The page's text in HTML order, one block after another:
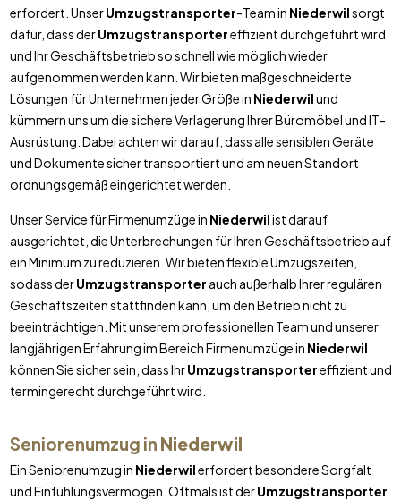
erfordert. UnserUmzugstransporter-Team in Niederwilsorgt
dafür, dass derUmzugstransportereffizient durchgeführt wird
und Ihr Geschäftsbetrieb so schnell wie möglich wieder
aufgenommen werden kann. Wir bieten maßgeschneiderte
Lösungen für Unternehmen jeder Größe in Niederwilund
kümmern uns um die sichere Verlagerung Ihrer Büromöbel und IT-
Ausrüstung. Dabei achten wir darauf, dass alle sensiblen Geräte
und Dokumente sicher transportiert und am neuen Standort
ordnungsgemäß eingerichtet werden.
Unser Service für Firmenumzüge in Niederwilist darauf
ausgerichtet, die Unterbrechungen für Ihren Geschäftsbetrieb auf
ein Minimum zu reduzieren. Wir bieten flexible Umzugszeiten,
sodass derUmzugstransporter auch außerhalb Ihrer regulären
Geschäftszeiten stattfinden kann, um den Betrieb nicht zu
beeinträchtigen. Mit unserem professionellen Team und unserer
langjährigen Erfahrung im Bereich Firmenumzüge in Niederwil
können Sie sicher sein, dass IhrUmzugstransportereffizient und
termingerecht durchgeführt wird.
Seniorenumzug in Niederwil
Ein Seniorenumzug in Niederwilerfordert besondere Sorgfalt
und Einfühlungsvermögen. Oftmals ist derUmzugstransporter